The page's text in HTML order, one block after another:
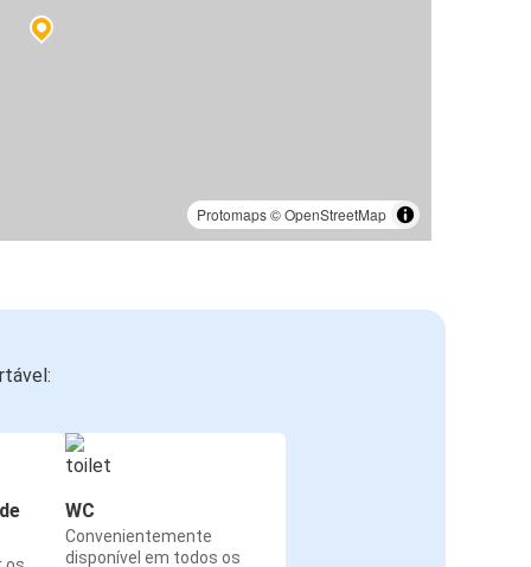
Protomaps©OpenStreetMap
WC
Convenientemente
disponível em todos os